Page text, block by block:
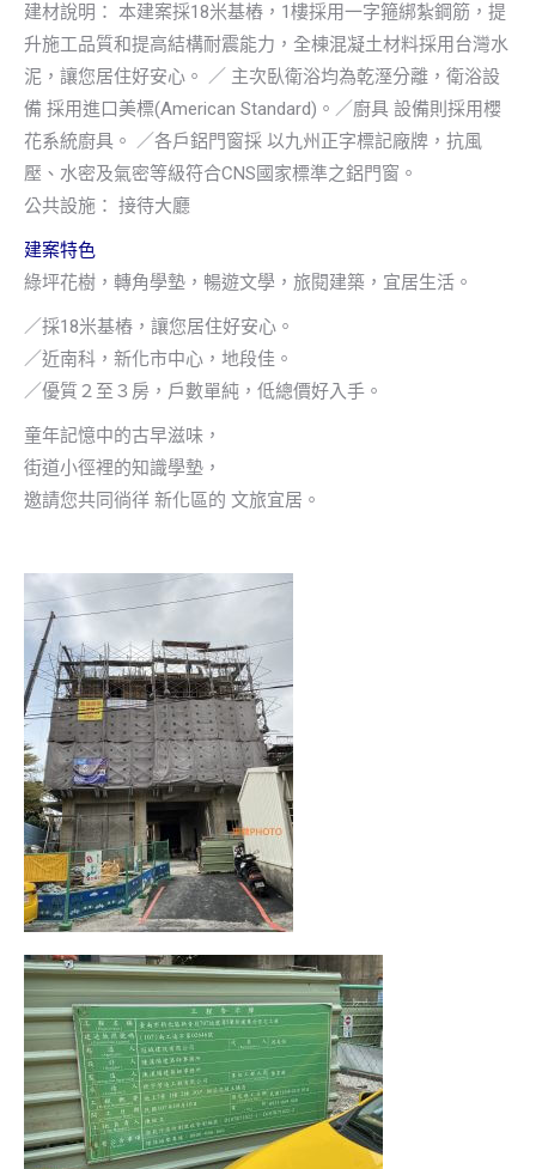
建材說明： 本建案採18米基樁，1樓採用一字箍綁紮鋼筋，提
升施工品質和提高結構耐震能力，全棟混凝土材料採用台灣水
泥，讓您居住好安心。 ／ 主次臥衛浴均為乾溼分離，衛浴設
備 採用進口美標(American Standard)。／廚具 設備則採用櫻
花系統廚具。 ／各戶鋁門窗採 以九州正字標記廠牌，抗風
壓、水密及氣密等級符合CNS國家標準之鋁門窗。
公共設施： 接待大廳
建案特色
綠坪花樹，轉角學墊，暢遊文學，旅閱建築，宜居生活。
／採18米基樁，讓您居住好安心。
／近南科，新化市中心，地段佳。
／優質２至３房，戶數單純，低總價好入手。
童年記憶中的古早滋味，
街道小徑裡的知識學墊，
邀請您共同徜徉 新化區的 文旅宜居。